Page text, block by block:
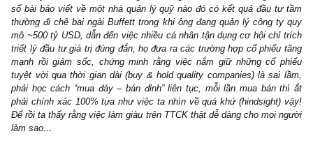
Gần đây nhiều khóa học “timing thị trường”, PTKT mở ra, cộng
số bài báo viết về một nhà quản lý quỹ nào đó có kết quả đầu
thường đi chê bai ngài Buffett trong khi ông đang quản lý công
mô ~500 tỷ USD, dẫn đến việc nhiều cá nhân tận dụng cơ hội
triết lý đầu tư giá trị đúng đắn, họ đưa ra các trường hợp cổ
mạnh rồi giảm sốc, chứng minh rằng việc nắm giữ những cổ
tuyệt vời qua thời gian dài (buy & hold quality companies) là
phải học cách “mua đáy – bán đỉnh” liên tục, mỗi lần mua bán